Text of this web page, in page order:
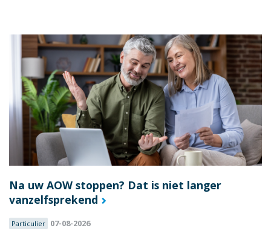
Na uw AOW stoppen? Dat is niet langer
vanzelfsprekend
Particulier 07-08-2026